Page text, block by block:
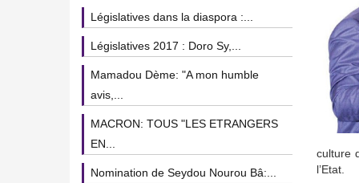
culture
l’Etat.
Législatives dans la diaspora :...
Législatives 2017 : Doro Sy,...
Mamadou Dème: "A mon humble
avis,...
MACRON: TOUS "LES ETRANGERS
EN...
Nomination de Seydou Nourou Bâ:...